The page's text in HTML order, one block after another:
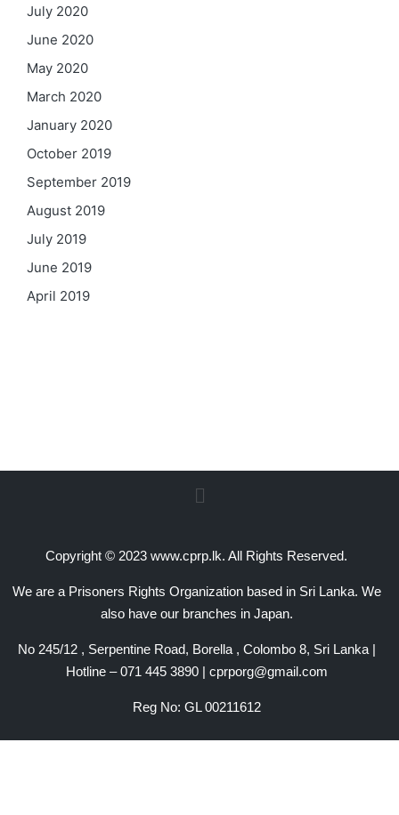
July 2020
June 2020
May 2020
March 2020
January 2020
October 2019
September 2019
August 2019
July 2019
June 2019
April 2019
Copyright © 2023 www.cprp.lk. All Rights Reserved.
We are a Prisoners Rights Organization based in Sri Lanka. We
also have our branches in Japan.
No 245/12 , Serpentine Road, Borella , Colombo 8, Sri Lanka |
Hotline – 071 445 3890 | cprporg@gmail.com
Reg No: GL 00211612